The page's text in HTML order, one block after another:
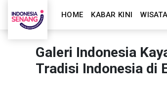
HOME KABAR KINI WISATA
Galeri Indonesia
Tradisi Indonesia di